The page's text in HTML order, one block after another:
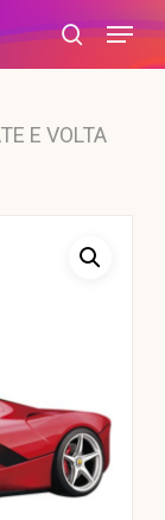
search
Menu
E VOLTA